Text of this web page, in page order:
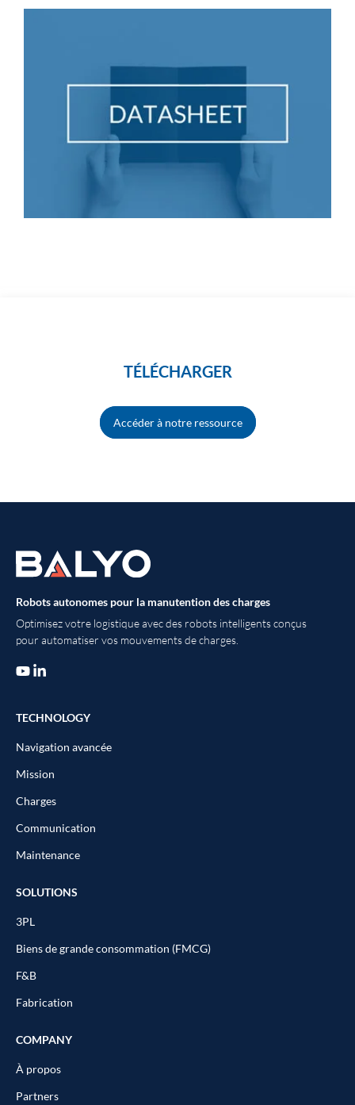
TÉLÉCHARGER
Accéder à notre ressource
Robots autonomes pour la manutention des charges
Optimisez votre logistique avec des robots intelligents conçus
pour automatiser vos mouvements de charges.
TECHNOLOGY
Navigation avancée
Mission
Charges
Communication
Maintenance
SOLUTIONS
3PL
Biens de grande consommation (FMCG)
F&B
Fabrication
COMPANY
À propos
Partners